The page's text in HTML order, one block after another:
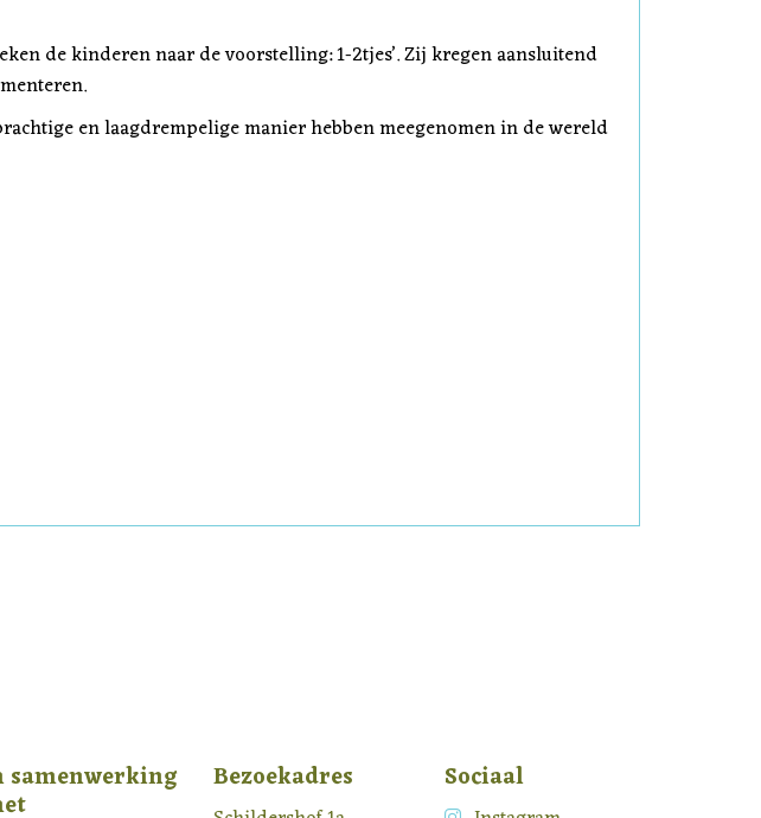
de kinderen naar de voorstelling: 1-2tjes’. Zij kregen aansluitend
en laagdrempelige manier hebben meegenomen in de wereld
samenwerking Bezoekadres Sociaal